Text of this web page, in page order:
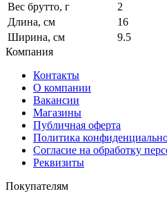
Вес брутто, г
2
Длина, см
16
Ширина, см
9.5
Компания
Контакты
О компании
Вакансии
Магазины
Публичная оферта
Политика
Согласие на обработку
Реквизиты
Покупателям